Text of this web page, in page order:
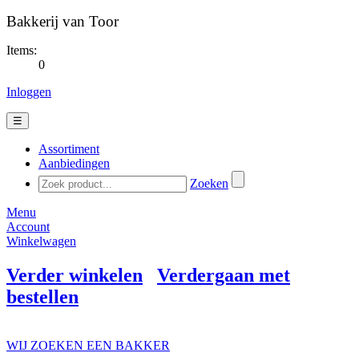
Bakkerij van Toor
Items:
0
Inloggen
☰
Assortiment
Aanbiedingen
Zoeken
Menu
Account
Winkelwagen
Verder winkelen
Verdergaan met
bestellen
WIJ ZOEKEN EEN BAKKER